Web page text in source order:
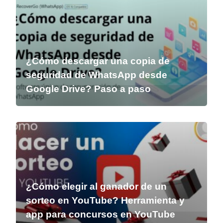
¿Cómo descargar una copia de
seguridad de WhatsApp desde
Google Drive? Paso a paso
¿Cómo elegir al ganador de un
sorteo en YouTube? Herramienta y
app para concursos en YouTube